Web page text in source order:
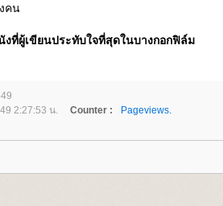
คน
ที่ผู้เขียนประทับใจที่สุดในบางกอกฟิล์ม
2:27:53 น. Counter :
Pageviews.